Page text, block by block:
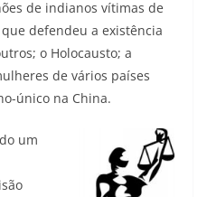
de indianos vítimas de
defendeu a existência
o Holocausto; a
de vários países
único na China.
um